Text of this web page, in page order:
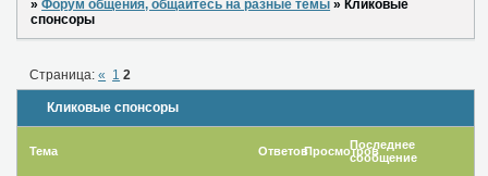
»Форум общения, общайтесь на разные темы »Кликовые
спонсоры
Кликовые спонсоры
Страница:« 1 2
Тема ОтветовПросмотровПоследнее
сообщение